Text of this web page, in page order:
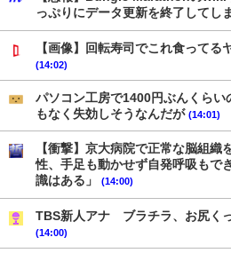
っぷりにデータ更新を終了してし
【画像】回転寿司でこれ食ってる
(14:02)
パソコン工房で1400円ぶんくらい
もなく失効しそうなんだが (14:01)
【衝撃】京大病院で正常な脳組織
性、手足も動かせず自発呼吸もで
識はある」
(14:00)
TBS新人アナ ブラチラ、お尻く
(14:00)